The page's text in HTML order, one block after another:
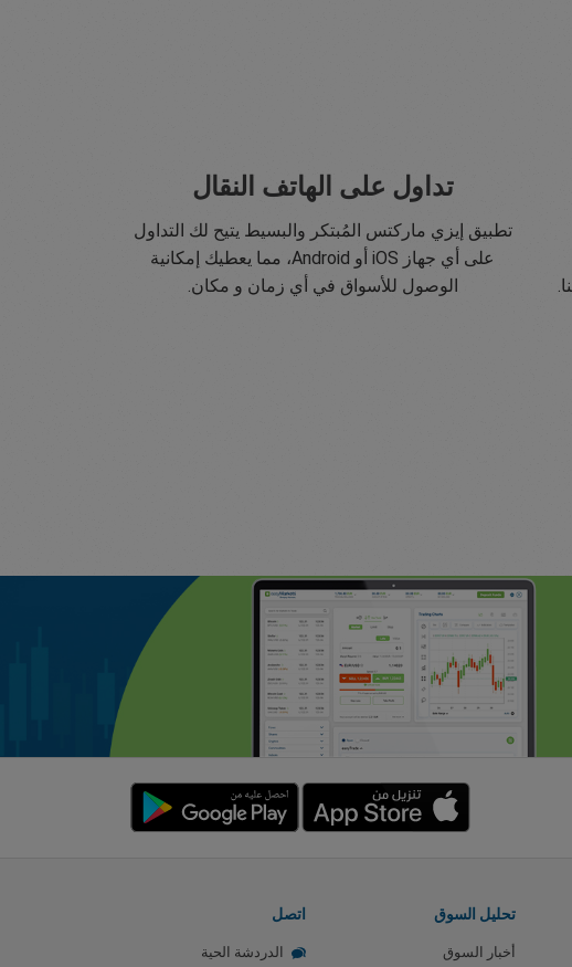
تداول على الهاتف النقال
تطبيق إيزي ماركتس المُبتكر والبسيط يتيح لك التداول
على أي جهاز iOS أو Android، مما يعطيك إمكانية
الوصول للأسواق في أي زمان و مكان.
تحليل السوق
أخبار السوق
اتصل
الدردشة الحية